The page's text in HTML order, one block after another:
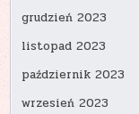
grudzień 2023
listopad 2023
październik 2023
wrzesień 2023